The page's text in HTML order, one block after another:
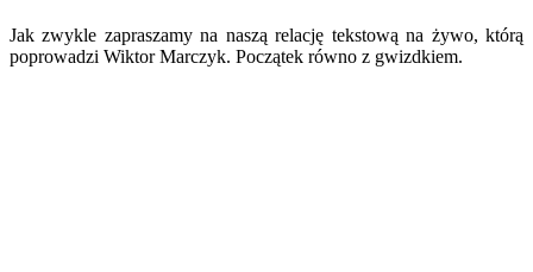
Jak zwykle zapraszamy na naszą relację tekstową na żywo, którą
poprowadzi Wiktor Marczyk. Początek równo z gwizdkiem.